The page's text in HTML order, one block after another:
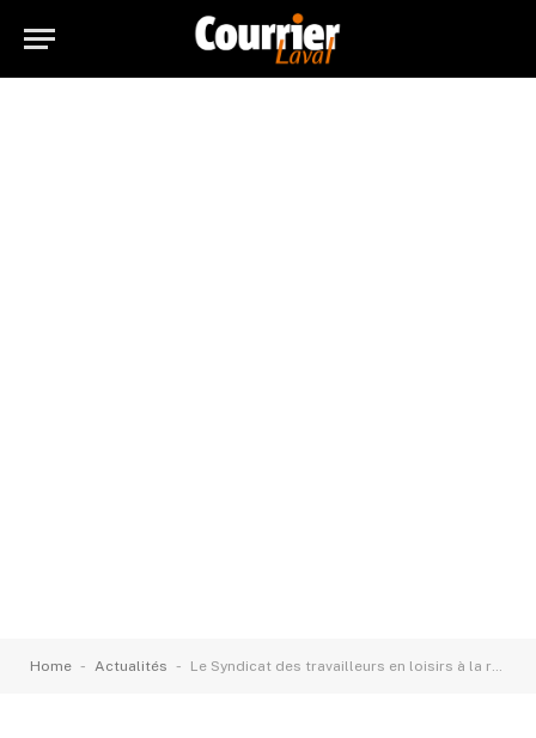
Home - Actualités - Le Syndicat des travailleurs en loisirs à la rescousse de la fermette